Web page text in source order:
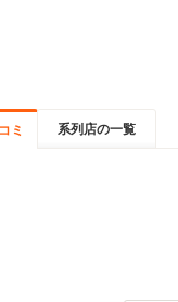
ミ 系列店の一覧